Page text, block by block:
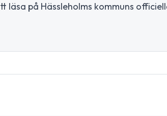
på Hässleholms kommuns